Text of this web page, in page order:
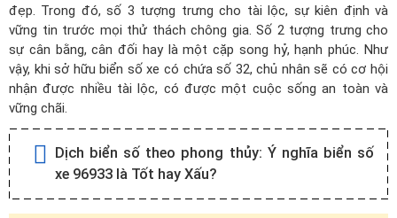
đẹp. Trong đó, số 3 tượng trưng cho tài lộc, sự kiên định và
vững tin trước mọi thử thách chông gia. Số 2 tượng trưng cho
sự cân bằng, cân đối hay là một cặp song hỷ, hạnh phúc. Như
vậy, khi sở hữu biển số xe có chứa số 32, chủ nhân sẽ có cơ hội
nhận được nhiều tài lộc, có được một cuộc sống an toàn và
vững chãi.
Dịch biển số theo phong thủy: Ý nghĩa biển số
xe 96933 là Tốt hay Xấu?